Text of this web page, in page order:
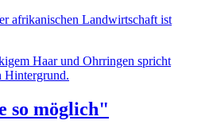
afrikanischen Landwirtschaft ist
so möglich"